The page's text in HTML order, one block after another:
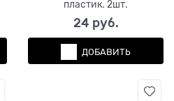
пластик. 2шт.
24 руб.
ДОБАВИТЬ